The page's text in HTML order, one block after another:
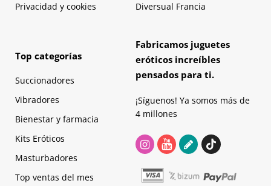
Privacidad y cookies
Diversual Francia
Top categorías
Succionadores
Vibradores
Bienestar y farmacia
Kits Eróticos
Masturbadores
Top ventas del mes
Fabricamos juguetes
eróticos increíbles
pensados para ti.
¡Síguenos! Ya somos más de
4 millones